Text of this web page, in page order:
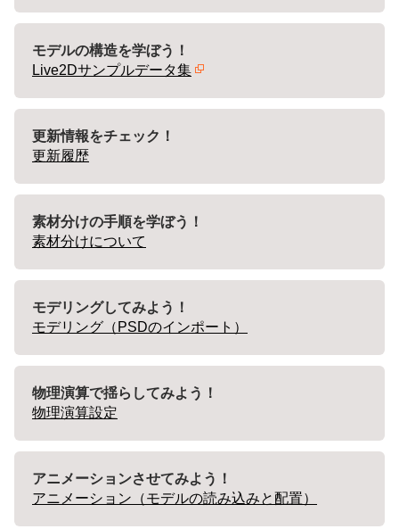
モデルの構造を学ぼう！
Live2Dサンプルデータ集
更新情報をチェック！
更新履歴
素材分けの手順を学ぼう！
素材分けについて
モデリングしてみよう！
モデリング（PSDのインポート）
物理演算で揺らしてみよう！
物理演算設定
アニメーションさせてみよう！
アニメーション（モデルの読み込みと配置）